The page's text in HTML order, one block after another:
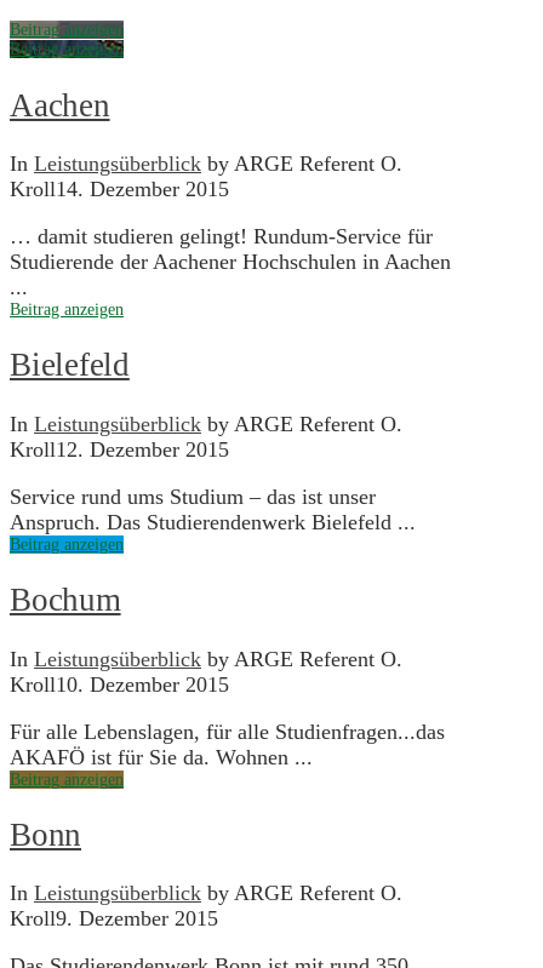
Beitrag anzeigen
Beitrag anzeigen
Aachen
In Leistungsüberblick by ARGE Referent O.
Kroll14. Dezember 2015
… damit studieren gelingt! Rundum-Service für
Studierende der Aachener Hochschulen in Aachen
...
Beitrag anzeigen
Bielefeld
In Leistungsüberblick by ARGE Referent O.
Kroll12. Dezember 2015
Service rund ums Studium – das ist unser
Anspruch. Das Studierendenwerk Bielefeld ...
Beitrag anzeigen
Bochum
In Leistungsüberblick by ARGE Referent O.
Kroll10. Dezember 2015
Für alle Lebenslagen, für alle Studienfragen...das
AKAFÖ ist für Sie da. Wohnen ...
Beitrag anzeigen
Bonn
In Leistungsüberblick by ARGE Referent O.
Kroll9. Dezember 2015